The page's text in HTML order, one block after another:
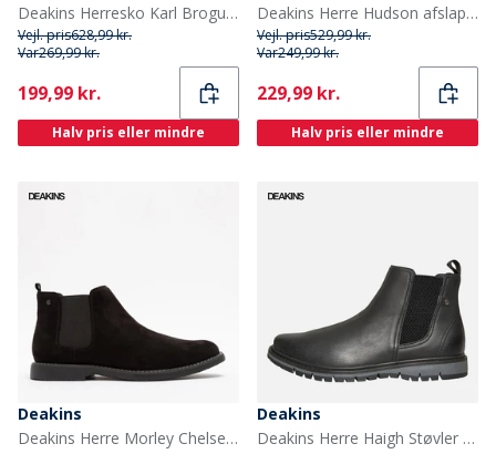
Deakins Herresko Karl Brogue Tan
Vejl. pris628,99 kr.
Var269,99 kr.
Current
199,99 kr.
Halv pris eller mindre
Deakins Herre Hudson afslappede sko Mellembrun
Vejl. pris529,99 kr.
Var249,99 kr.
Current
229,99 kr.
Halv pris eller mindre
Deakins
Deakins Herre Morley Chelsea Støvler Sort Ruskind
Deakins
Deakins Herre Haigh Støvler Sort / Sort